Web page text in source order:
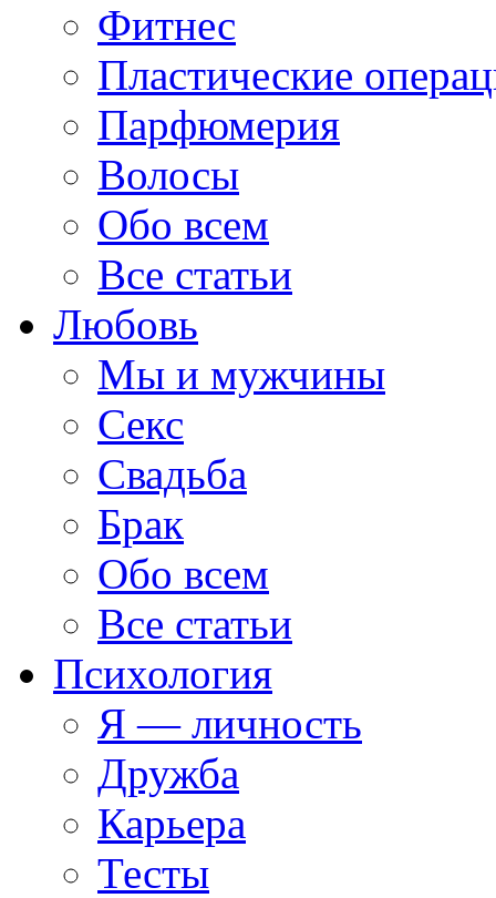
Фитнес
Пластические
Парфюмерия
Волосы
Обо всем
Все статьи
Любовь
Мы и мужчины
Секс
Свадьба
Брак
Обо всем
Все статьи
Психология
Я — личность
Дружба
Карьера
Тесты